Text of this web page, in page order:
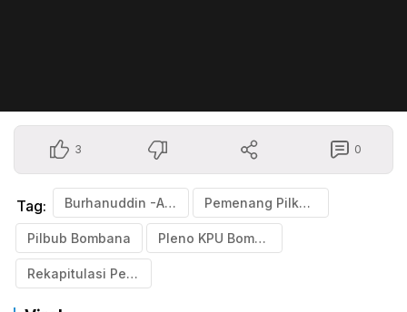
3 0
Tag: Burhanuddin -Ahmad Yani Pemenang Pilkada Bombana
Pilbub Bombana Pleno KPU Bombana
Rekapitulasi Perhitungan Suara